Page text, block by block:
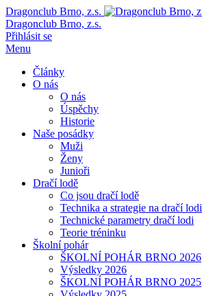
Dragonclub Brno, z.s.
Dragonclub Brno, z.s.
Přihlásit se
Menu
Články
O nás
O nás
Úspěchy
Historie
Naše posádky
Muži
Ženy
Junioři
Dračí lodě
Co jsou dračí lodě
Technika a strategie na dračí lodi
Technické parametry dračí lodi
Teorie tréninku
Školní pohár
ŠKOLNÍ POHÁR BRNO 2026
Výsledky 2026
ŠKOLNÍ POHÁR BRNO 2025